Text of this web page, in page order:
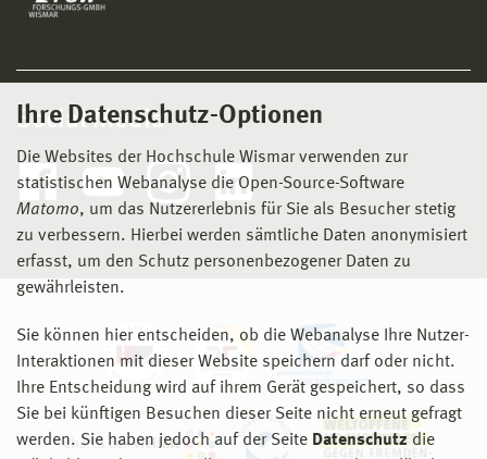
Ihre Datenschutz-Optionen
Die Websites der Hochschule Wismar verwenden zur
statistischen Webanalyse die Open-Source-Software
Matomo, um das Nutzererlebnis für Sie als Besucher stetig
zu verbessern. Hierbei werden sämtliche Daten anonymisiert
erfasst, um den Schutz personenbezogener Daten zu
gewährleisten.
Sie können hier entscheiden, ob die Webanalyse Ihre Nutzer-
Interaktionen mit dieser Website speichern darf oder nicht.
Ihre Entscheidung wird auf ihrem Gerät gespeichert, so dass
Sie bei künftigen Besuchen dieser Seite nicht erneut gefragt
werden. Sie haben jedoch auf der Seite Datenschutz die
Social Media